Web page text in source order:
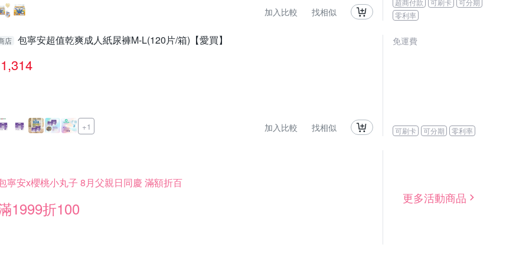
加入比較 找相似
超商付款 可刷卡
可分期
零利率
店 包寧安超值乾爽成人紙尿褲M-L(120片/箱)【愛買】
1,314
+1 加入比較 找相似
免運費
可刷卡 可分期 零利率
寧安x櫻桃小丸子 8月父親日同慶 滿額折百
1999折100
更多活動商品